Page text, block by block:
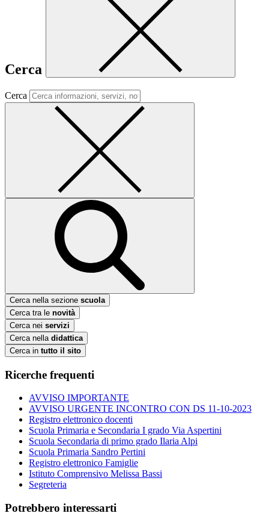
Cerca
Cerca
Cerca nella sezione scuola
Cerca tra le novità
Cerca nei servizi
Cerca nella didattica
Cerca in tutto il sito
Ricerche frequenti
AVVISO IMPORTANTE
AVVISO URGENTE INCONTRO CON DS 11-10-2023
Registro elettronico docenti
Scuola Primaria e Secondaria I grado Via Aspertini
Scuola Secondaria di primo grado Ilaria Alpi
Scuola Primaria Sandro Pertini
Registro elettronico Famiglie
Istituto Comprensivo Melissa Bassi
Segreteria
Potrebbero interessarti